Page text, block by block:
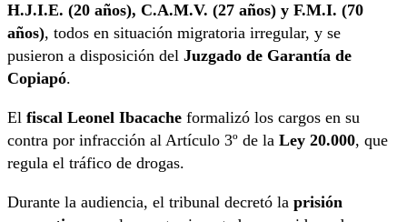
H.J.I.E. (20 años), C.A.M.V. (27 años) y F.M.I. (70
años), todos en situación migratoria irregular, y se
pusieron a disposición del Juzgado de Garantía de
Copiapó.
El fiscal Leonel Ibacache formalizó los cargos en su
contra por infracción al Artículo 3º de la Ley 20.000, que
regula el tráfico de drogas.
Durante la audiencia, el tribunal decretó la prisión